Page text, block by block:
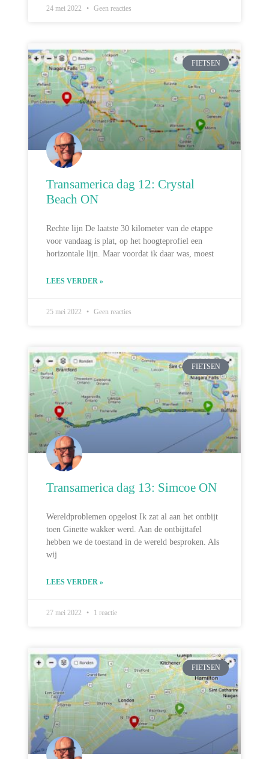
24 mei 2022 Geen reacties
FIETSEN
Transamerica dag 12: Crystal
Beach ON
Rechte lijn De laatste 30 kilometer van de etappe
voor vandaag is plat, op het hoogteprofiel een
horizontale lijn. Maar voordat ik daar was, moest
LEES VERDER »
25 mei 2022 Geen reacties
FIETSEN
Transamerica dag 13: Simcoe ON
Wereldproblemen opgelost Ik zat al aan het ontbijt
toen Ginette wakker werd. Aan de ontbijttafel
hebben we de toestand in de wereld besproken. Als
wij
LEES VERDER »
27 mei 2022 1 reactie
FIETSEN